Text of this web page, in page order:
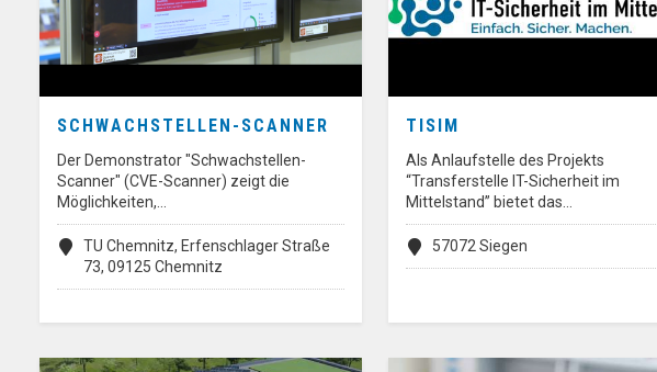
SCHWACHSTELLEN-SCANNER
Der Demonstrator "Schwachstellen-
Scanner" (CVE-Scanner) zeigt die
Möglichkeiten,…
TU Chemnitz, Erfenschlager Straße
73, 09125 Chemnitz
TISIM
Als Anlaufstelle des Projekts
“Transferstelle IT-Sicherheit im
Mittelstand” bietet das…
57072 Siegen